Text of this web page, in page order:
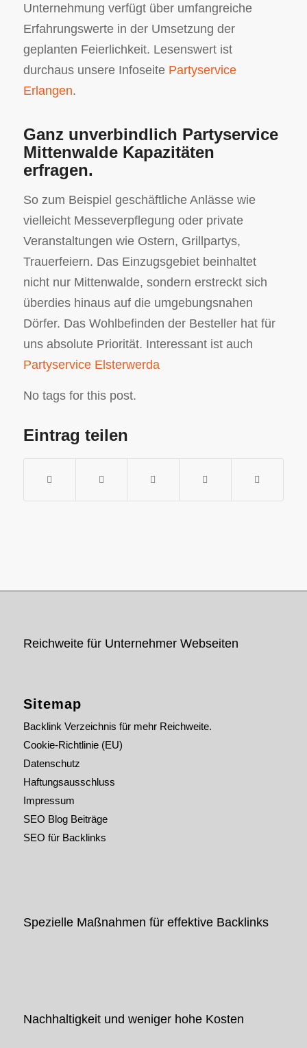
Unternehmung verfügt über umfangreiche
Erfahrungswerte in der Umsetzung der
geplanten Feierlichkeit. Lesenswert ist
durchaus unsere Infoseite Partyservice
Erlangen.
Ganz unverbindlich Partyservice
Mittenwalde Kapazitäten
erfragen.
So zum Beispiel geschäftliche Anlässe wie
vielleicht Messeverpflegung oder private
Veranstaltungen wie Ostern, Grillpartys,
Trauerfeiern. Das Einzugsgebiet beinhaltet
nicht nur Mittenwalde, sondern erstreckt sich
überdies hinaus auf die umgebungsnahen
Dörfer. Das Wohlbefinden der Besteller hat für
uns absolute Priorität. Interessant ist auch
Partyservice Elsterwerda
No tags for this post.
Eintrag teilen
Reichweite für Unternehmer Webseiten
Sitemap
Backlink Verzeichnis für mehr Reichweite.
Cookie-Richtlinie (EU)
Datenschutz
Haftungsausschluss
Impressum
SEO Blog Beiträge
SEO für Backlinks
Spezielle Maßnahmen für effektive Backlinks
Nachhaltigkeit und weniger hohe Kosten